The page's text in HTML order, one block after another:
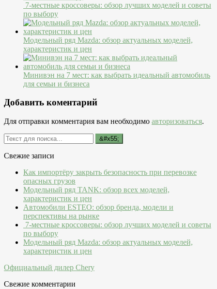
7-местные кроссоверы: обзор лучших моделей и советы
по выбору
Модельный ряд Mazda: обзор актуальных моделей,
характеристик и цен
Минивэн на 7 мест: как выбрать идеальный автомобиль
для семьи и бизнеса
Добавить коментарий
Для отправки комментария вам необходимо авторизоваться.
Свежие записи
Как импортёру закрыть безопасность при перевозке
опасных грузов
Модельный ряд TANK: обзор всех моделей,
характеристик и цен
Автомобили ESTEO: обзор бренда, модели и
перспективы на рынке
7-местные кроссоверы: обзор лучших моделей и советы
по выбору
Модельный ряд Mazda: обзор актуальных моделей,
характеристик и цен
Официальный дилер Chery
Свежие комментарии